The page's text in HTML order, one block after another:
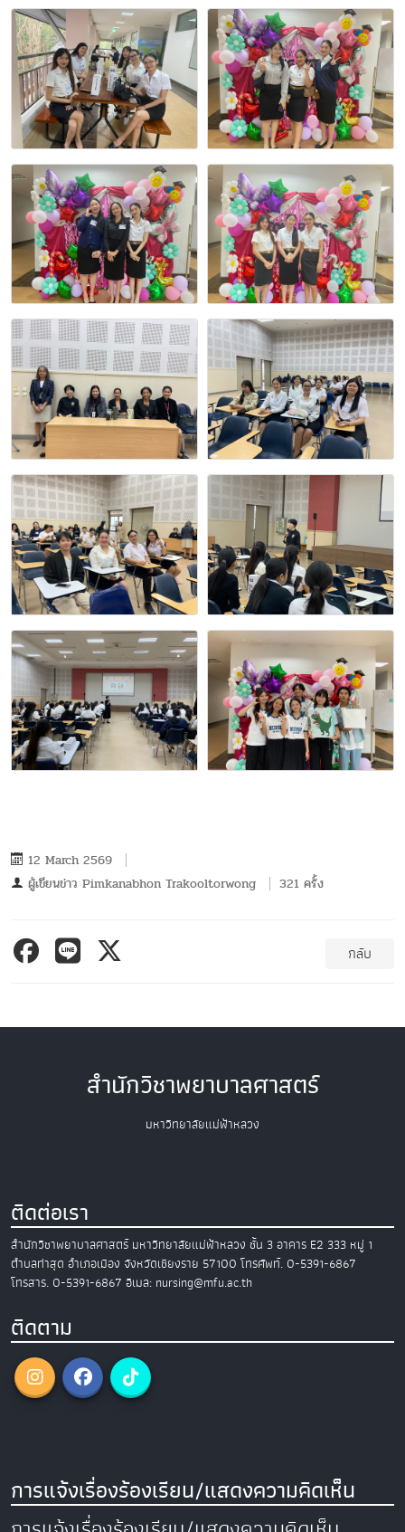
12 March 2569
ผู้เขียนข่าว Pimkanabhon Trakooltorwong 321 ครั้ง
กลับ
สำนักวิชาพยาบาลศาสตร์
มหาวิทยาลัยแม่ฟ้าหลวง
ติดต่อเรา
สำนักวิชาพยาบาลศาสตร์ มหาวิทยาลัยแม่ฟ้าหลวง ชั้น 3 อาคาร E2 333 หมู่ 1
ตำบลท่าสุด อำเภอเมือง จังหวัดเชียงราย 57100 โทรศัพท์. 0-5391-6867
โทรสาร. 0-5391-6867 อีเมล: nursing@mfu.ac.th
ติดตาม
การแจ้งเรื่องร้องเรียน/แสดงความคิดเห็น